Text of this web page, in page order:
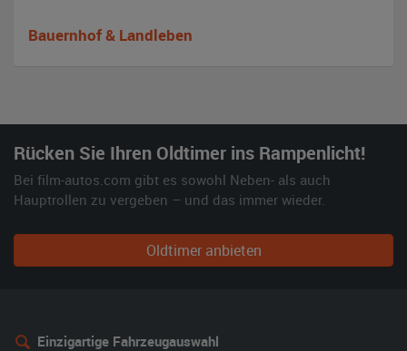
Bauernhof & Landleben
Rücken Sie Ihren Oldtimer ins Rampenlicht!
Bei film-autos.com gibt es sowohl Neben- als auch
Hauptrollen zu vergeben – und das immer wieder.
Oldtimer anbieten
Einzigartige Fahrzeugauswahl